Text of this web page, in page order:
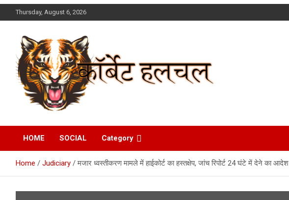
to
Thursday, August 6, 2026
Corbett Halchal (कॉर्बेट
हलचल)
HOME SOCIAL Category
Home Judiciary मजार ध्वस्तीकरण मामले में हाईकोर्ट का हस्तक्षेप, जांच रिपोर्ट 24 घंटे में देने का आदेश